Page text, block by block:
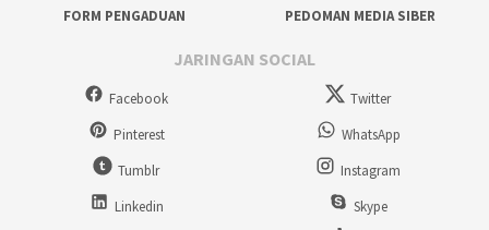
FORM PENGADUAN
PEDOMAN MEDIA SIBER
JARINGAN SOCIAL
Facebook
Twitter
Pinterest
WhatsApp
Tumblr
Instagram
Linkedin
Skype